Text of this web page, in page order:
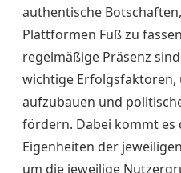
authentische
Plattformen Fuß zu
regelmäßige Präsenz
wichtige Erfolgsfaktoren,
aufzubauen und
fördern. Dabei kommt es
Eigenheiten der
um die jeweilige